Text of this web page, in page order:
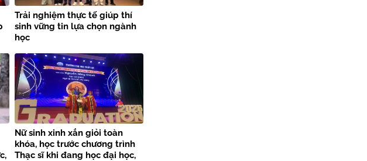
Trải nghiệm thực tế giúp thí
sinh vững tin lựa chọn ngành
học
Nữ sinh xinh xắn giỏi toàn
khóa, học trước chương trình
Thạc sĩ khi đang học đại học,